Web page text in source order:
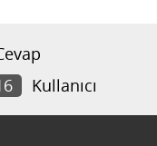
Kullanıcı